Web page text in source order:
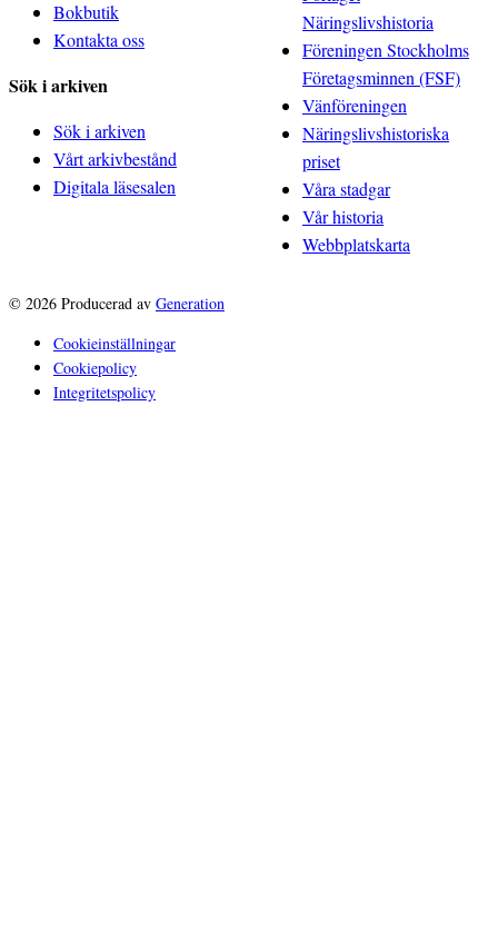
Bokbutik
Kontakta oss
Sök i arkiven
Sök i arkiven
Vårt arkivbestånd
Digitala läsesalen
Näringslivshistoria
Föreningen Stockholms
Företagsminnen (FSF)
Vänföreningen
Näringslivshistoriska
priset
Våra stadgar
Vår historia
Webbplatskarta
© 2026 Producerad av Generation
Cookieinställningar
Cookiepolicy
Integritetspolicy